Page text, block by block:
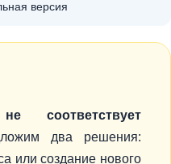
версия
два решения:
или создание нового